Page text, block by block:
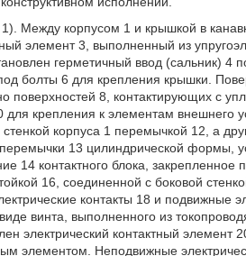
Между корпусом 1 и крышкой в
элемент 3, выполненный из
герметичный ввод (сальник) 4
болты 6 для крепления крышки.
поверхностей 8, контактирующих с
крепления к элементам внешнего
корпуса 1 перемычкой 12, а
13 цилиндрической формы,
14 контактного блока, закрепленное
16, соединенной с боковой
контакты 18 и подвижные
винта, выполненного из
электрический контактный элемент
элементом. Неподвижные